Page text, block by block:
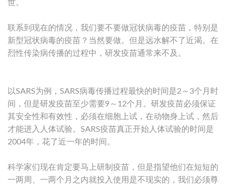
世。
联系到现在的情况，我们要不要做冠状病毒的疫苗，特别是
新型冠状病毒的疫苗？当然要做。但是远水解不了近渴。在
烈性传染病传播的过程中，研发疫苗通常来不及。
以SARS为例，SARS病毒传播过程最快的时间是2～3个月时
间，但是研发疫苗至少需要9～12个月。研发疫苗必须保证
其安全性和有效性，必须在细胞上试，在动物身上试，然后
才能进入人体试验。SARS疫苗真正开始人体试验的时间是
2004年，花了近一年的时间。
科学家们现在肯定要马上研制疫苗，但是指望他们在短短的
一两周、一两个月之内就投入使用是不现实的，我们必须尊